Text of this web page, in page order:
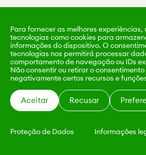
Para fornecer as melhores experiências,
tecnologias como cookies para
informações do dispositivo. O
tecnologias nos permitirá processar
comportamento de navegação ou IDs
Não consentir ou retirar o
negativamente certos recursos e
Aceitar Recusar
Proteção de Dados
Informações